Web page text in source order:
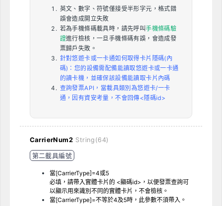
英文、數字、符號僅接受半形字元，格式錯
誤會造成開立失敗
若為手機條碼載具時，請先呼叫手機條碼驗
證進行檢核，一旦手機條碼有誤，會造成發
票歸戶失敗。
針對悠遊卡或一卡通如何取得卡片隱碼(內
碼)：您的設備需配備能讀取悠遊卡或一卡通
的讀卡機，並確保該設備能讀取卡片內碼
查詢發票API，當載具類別為悠遊卡/一卡
通，因有資安考量，不會回傳<隱碼id>
CarrierNum2 String(64)
第二載具編號
當[CarrierType]=4或5
必填，請帶入實體卡片的 <顯碼id>，以便發票查詢可
以顯示用來識別不同的實體卡片，不會檢核。
當[CarrierType]=不等於4及5時，此參數不須帶入。